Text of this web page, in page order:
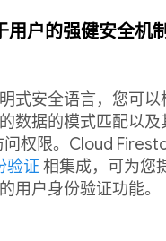
用户的强健安全机
式安全语言，您可以
数据的模式匹配以及
问权限。Cloud
验证 相集成，可为您
用户身份验证功能。